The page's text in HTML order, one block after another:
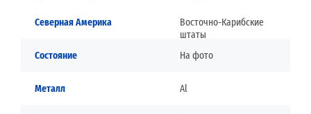
Северная Америка
Восточно-Карибские
штаты
Состояние
На фото
Металл Al